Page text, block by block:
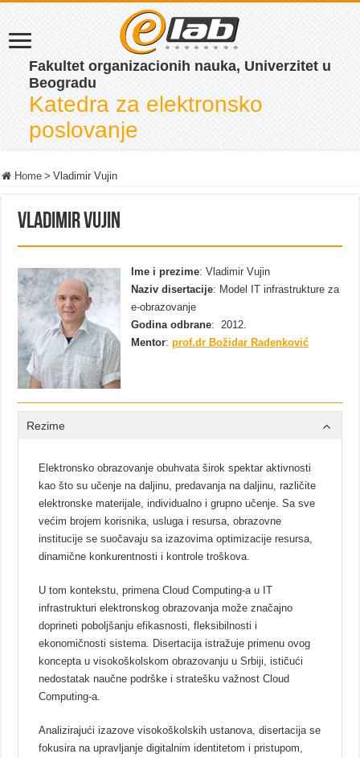
Fakultet organizacionih nauka, Univerzitet u
Beogradu
Katedra za elektronsko
poslovanje
Home > Vladimir Vujin
Vladimir Vujin
Ime i prezime: Vladimir Vujin
Naziv disertacije: Model IT infrastrukture za
e-obrazovanje
Godina odbrane: 2012.
Mentor:prof.dr Božidar Radenković
Rezime
Elektronsko obrazovanje obuhvata širok spektar aktivnosti
kao što su učenje na daljinu, predavanja na daljinu, različite
elektronske materijale, individualno i grupno učenje. Sa sve
većim brojem korisnika, usluga i resursa, obrazovne
institucije se suočavaju sa izazovima optimizacije resursa,
dinamične konkurentnosti i kontrole troškova.
U tom kontekstu, primena Cloud Computing-a u IT
infrastrukturi elektronskog obrazovanja može značajno
doprineti poboljšanju efikasnosti, fleksibilnosti i
ekonomičnosti sistema. Disertacija istražuje primenu ovog
koncepta u visokoškolskom obrazovanju u Srbiji, ističući
nedostatak naučne podrške i stratešku važnost Cloud
Computing-a.
Analizirajući izazove visokoškolskih ustanova, disertacija se
fokusira na upravljanje digitalnim identitetom i pristupom,